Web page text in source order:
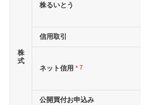
株
式
株るいとう
信用取引
ネット信用 ＊7
公開買付お申込み